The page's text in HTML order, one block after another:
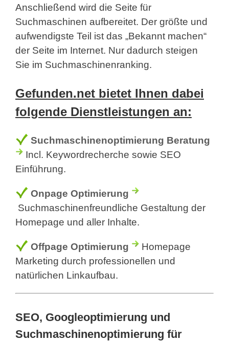
Anschließend wird die Seite für
Suchmaschinen aufbereitet. Der größte und
aufwendigste Teil ist das „Bekannt machen“
der Seite im Internet. Nur dadurch steigen
Sie im Suchmaschinenranking.
Gefunden.net bietet Ihnen dabei
folgende Dienstleistungen an:
Suchmaschinenoptimierung Beratung
Incl. Keywordrecherche sowie SEO
Einführung.
Onpage Optimierung
Suchmaschinenfreundliche Gestaltung der
Homepage und aller Inhalte.
Offpage Optimierung
Homepage
Marketing durch professionellen und
natürlichen Linkaufbau.
SEO, Googleoptimierung und
Suchmaschinenoptimierung für